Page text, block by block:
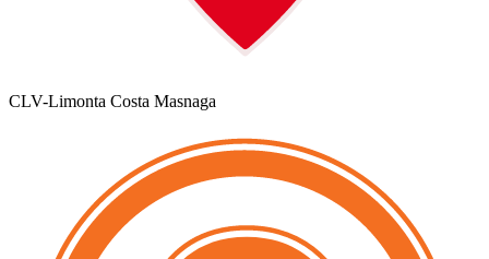
CLV-Limonta Costa Masnaga